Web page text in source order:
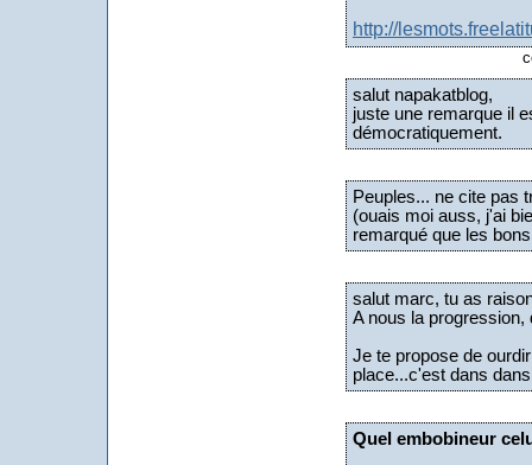
http://
salut napakatblog,
juste une remarque il
démocratiquement.
Peuples... ne cite pas
(ouais moi auss, j'ai
remarqué que les
salut marc, tu as
A nous la
Je te propose de
place...c'est dans
Quel embobineur